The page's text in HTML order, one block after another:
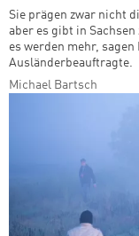
Sie prägen zwar nicht
aber es gibt in
es werden mehr,
Ausländerbeauftragte.
Michael Bartsch